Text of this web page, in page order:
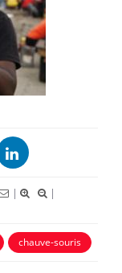
|
|
chauve-souris